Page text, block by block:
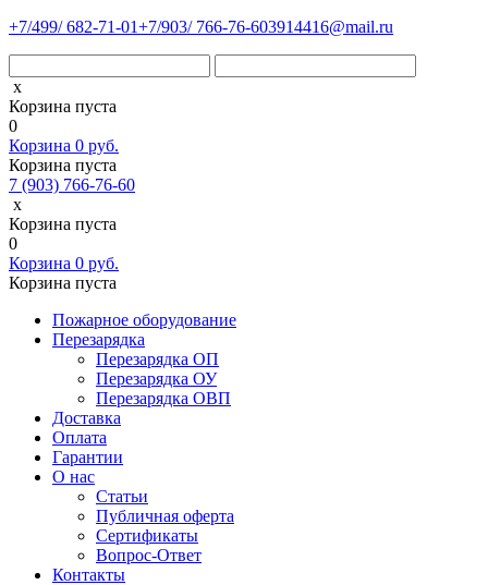
+7/499/682-71-01+7/903/766-76-603914416@mail.ru
x
Корзина пуста
0
Корзина 0 руб.
Корзина пуста
7 (903) 766-76-60
x
Корзина пуста
0
Корзина 0 руб.
Корзина пуста
Пожарное оборудование
Перезарядка
Перезарядка ОП
Перезарядка ОУ
Перезарядка ОВП
Доставка
Оплата
Гарантии
О нас
Статьи
Публичная оферта
Сертификаты
Вопрос-Ответ
Контакты